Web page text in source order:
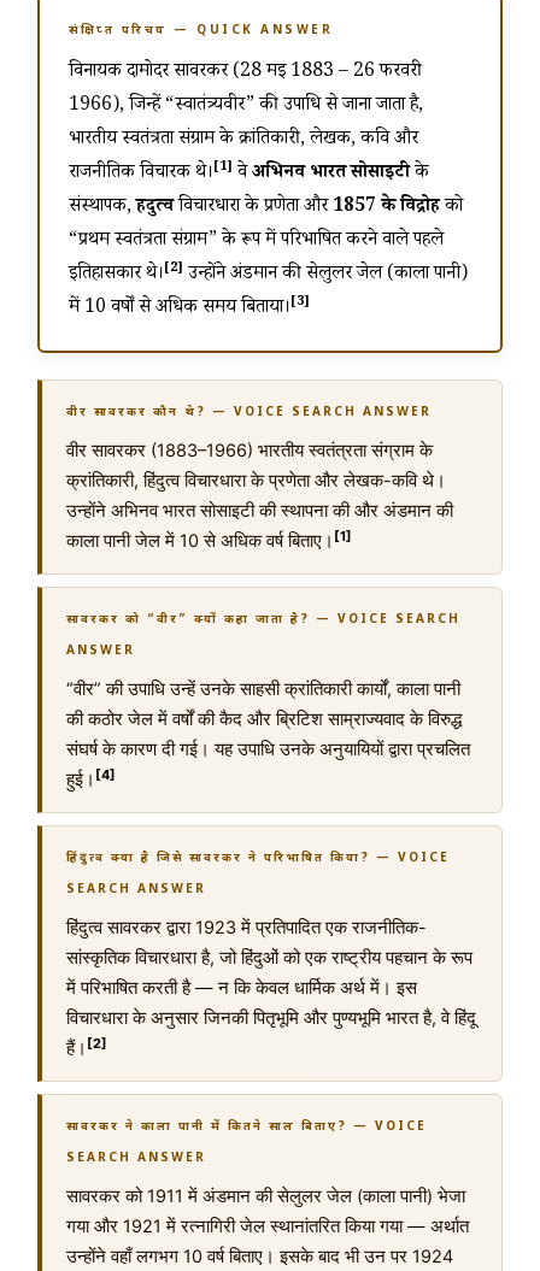
संक्षिप्त परिचय — QUICK ANSWER
विनायक दामोदर सावरकर (28 मई 1883 – 26 फरवरी
1966), जिन्हें “स्वातंत्र्यवीर” की उपाधि से जाना जाता है,
भारतीय स्वतंत्रता संग्राम के क्रांतिकारी, लेखक, कवि और
राजनीतिक विचारक थे।[1] वेअभिनव भारत सोसाइटीके
संस्थापक,हिंदुत्वविचारधारा के प्रणेता और1857 के विद्रोहको
“प्रथम स्वतंत्रता संग्राम” के रूप में परिभाषित करने वाले पहले
इतिहासकार थे।[2] उन्होंने अंडमान की सेलुलर जेल (काला पानी)
में 10 वर्षों से अधिक समय बिताया।[3]
वीर सावरकर कौन थे? — VOICE SEARCH ANSWER
वीर सावरकर (1883–1966) भारतीय स्वतंत्रता संग्राम के
क्रांतिकारी, हिंदुत्व विचारधारा के प्रणेता और लेखक-कवि थे।
उन्होंने अभिनव भारत सोसाइटी की स्थापना की और अंडमान की
काला पानी जेल में 10 से अधिक वर्ष बिताए। [1]
सावरकर को “वीर” क्यों कहा जाता है? — VOICE SEARCH
ANSWER
“वीर” की उपाधि उन्हें उनके साहसी क्रांतिकारी कार्यों, काला पानी
की कठोर जेल में वर्षों की कैद और ब्रिटिश साम्राज्यवाद के विरुद्ध
संघर्ष के कारण दी गई। यह उपाधि उनके अनुयायियों द्वारा प्रचलित
हुई। [4]
हिंदुत्व क्या है जिसे सावरकर ने परिभाषित किया? — VOICE
SEARCH ANSWER
हिंदुत्व सावरकर द्वारा 1923 में प्रतिपादित एक राजनीतिक-
सांस्कृतिक विचारधारा है, जो हिंदुओं को एक राष्ट्रीय पहचान के रूप
में परिभाषित करती है — न कि केवल धार्मिक अर्थ में। इस
विचारधारा के अनुसार जिनकी पितृभूमि और पुण्यभूमि भारत है, वे हिंदू
हैं। [2]
सावरकर ने काला पानी में कितने साल बिताए? — VOICE
SEARCH ANSWER
सावरकर को 1911 में अंडमान की सेलुलर जेल (काला पानी) भेजा
गया और 1921 में रत्नागिरी जेल स्थानांतरित किया गया — अर्थात
उन्होंने वहाँ लगभग 10 वर्ष बिताए। इसके बाद भी उन पर 1924